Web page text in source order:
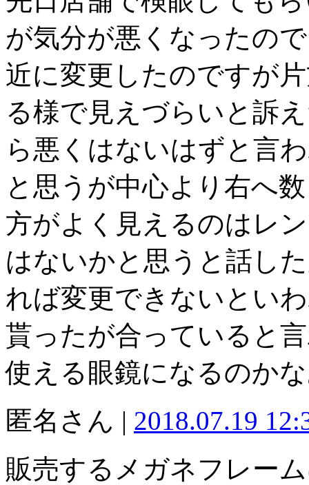
が気分が悪くなったの
近に変更したのですが
る様で見えづらいと訴
ら悪くはないはずと言
と思うが中心より右へ
方がよく見えるのはレ
はないかと思うと話し
れば変更できないとい
貰ったが合っていると
使える眼鏡になるのか
匿名さん | 2018.07.19
販売するメガネフレー